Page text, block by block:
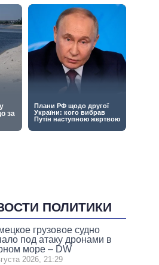
ПОЛИТИКИ
грузовое судно
под атаку дронами в
море – DW
2026, 21:29